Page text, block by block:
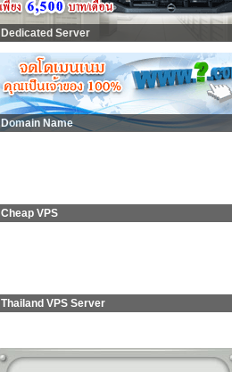
Dedicated Server
Domain Name
Cheap VPS
Thailand VPS Server